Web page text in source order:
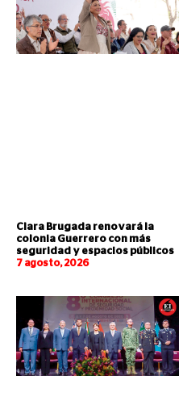
Clara Brugada renovará la
colonia Guerrero con más
seguridad y espacios públicos
7 agosto, 2026